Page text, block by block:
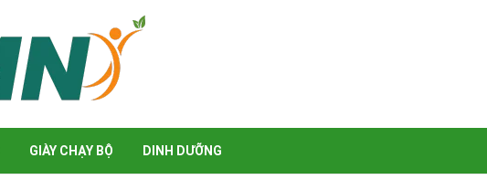
GIÀY CHẠY BỘ DINH DƯỠNG